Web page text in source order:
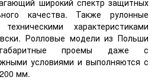
качества. Также рулонные
характеристиками
Ролловые модели из Польши
проемы даже с
условиями и выполняются с
мм.